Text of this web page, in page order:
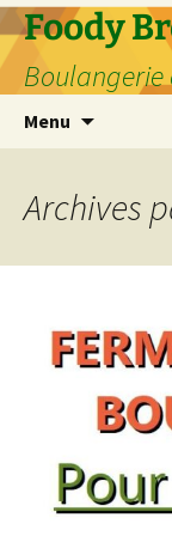
Aller
au
contenu
Foody
Boulangerie
Menu
Archives